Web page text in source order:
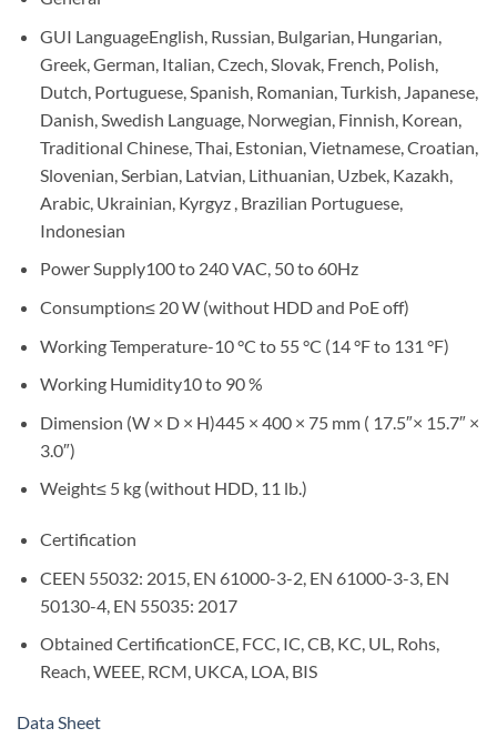
GUI LanguageEnglish, Russian, Bulgarian, Hungarian,
Greek, German, Italian, Czech, Slovak, French, Polish,
Dutch, Portuguese, Spanish, Romanian, Turkish, Japanese,
Danish, Swedish Language, Norwegian, Finnish, Korean,
Traditional Chinese, Thai, Estonian, Vietnamese, Croatian,
Slovenian, Serbian, Latvian, Lithuanian, Uzbek, Kazakh,
Arabic, Ukrainian, Kyrgyz , Brazilian Portuguese,
Indonesian
Power Supply100 to 240 VAC, 50 to 60Hz
Consumption≤ 20 W (without HDD and PoE off)
Working Temperature-10 °C to 55 °C (14 °F to 131 °F)
Working Humidity10 to 90 %
Dimension (W × D × H)445 × 400 × 75 mm ( 17.5″× 15.7″ ×
3.0″)
Weight≤ 5 kg (without HDD, 11 lb.)
Certification
CEEN 55032: 2015, EN 61000-3-2, EN 61000-3-3, EN
50130-4, EN 55035: 2017
Obtained CertificationCE, FCC, IC, CB, KC, UL, Rohs,
Reach, WEEE, RCM, UKCA, LOA, BIS
Data Sheet